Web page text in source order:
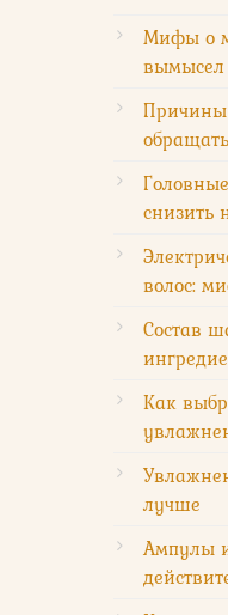
Мифы о
вымысел
Причины
снизить
волос:
Состав
Как
лучше
Ампулы